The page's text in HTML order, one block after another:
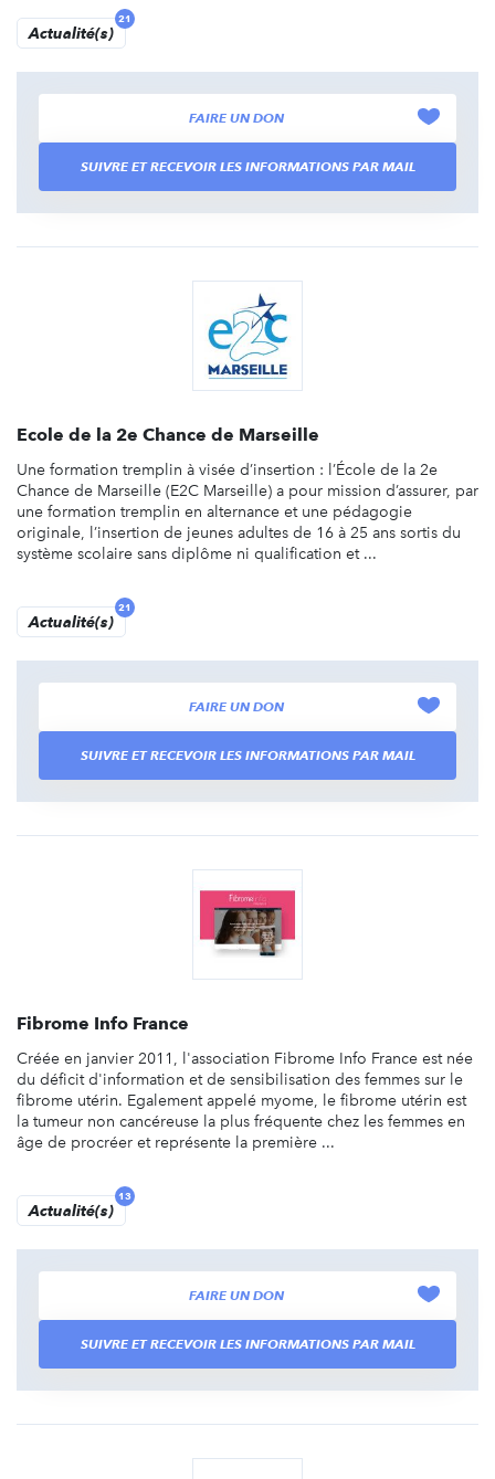
Actualité(s)
21
FAIRE UN DON
SUIVRE ET RECEVOIR LES INFORMATIONS PAR MAIL
Ecole de la 2e Chance de Marseille
Une formation tremplin à visée d’insertion : l’École de la 2e
Chance de Marseille (E2C Marseille) a pour mission d’assurer, par
une formation tremplin en alternance et une pédagogie
originale, l’insertion de jeunes adultes de 16 à 25 ans sortis du
système scolaire sans diplôme ni qualification et ...
Actualité(s)
21
FAIRE UN DON
SUIVRE ET RECEVOIR LES INFORMATIONS PAR MAIL
Fibrome Info France
Créée en janvier 2011, l'association Fibrome Info France est née
du déficit d'information et de sensibilisation des femmes sur le
fibrome utérin. Egalement appelé myome, le fibrome utérin est
la tumeur non cancéreuse la plus fréquente chez les femmes en
âge de procréer et représente la première ...
Actualité(s)
13
FAIRE UN DON
SUIVRE ET RECEVOIR LES INFORMATIONS PAR MAIL